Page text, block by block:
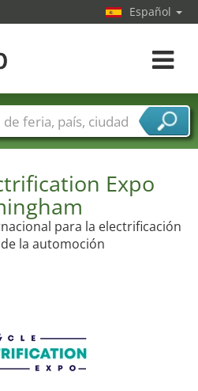
Expo
para la electrificación
la automoción
Español
toggle
Países
Ciudades
de servicios